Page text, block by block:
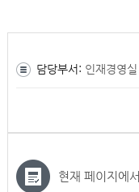
담당부서: 인재경영실
현재 페이지에